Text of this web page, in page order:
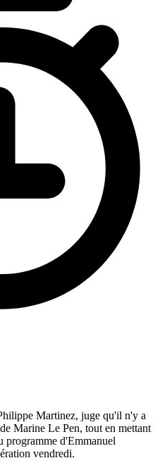
Martinez, juge qu'il n'y a
Marine Le Pen, tout en mettant
programme d'Emmanuel
vendredi.